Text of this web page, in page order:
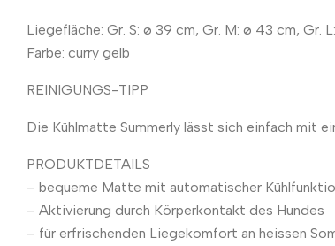
Liegefläche: Gr. S: ø 39 cm, Gr. M: ø 43 cm, Gr.
Farbe: curry gelb
REINIGUNGS-TIPP
Die Kühlmatte Summerly lässt sich einfach mit
PRODUKTDETAILS
– bequeme Matte mit automatischer
– Aktivierung durch Körperkontakt des Hundes
– für erfrischenden Liegekomfort an heissen